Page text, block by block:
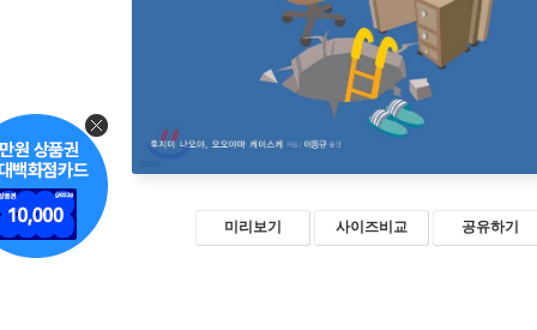
미리보기 사이즈비교 공유하기